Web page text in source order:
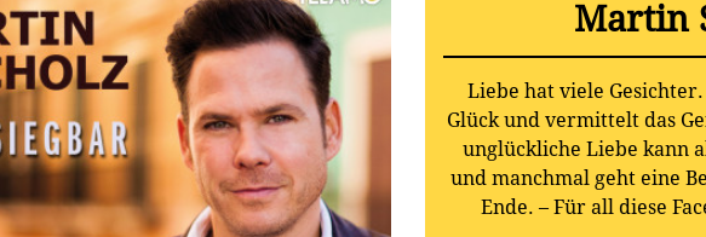
Martin
Liebe hat viele
Glück und vermittelt das
unglückliche Liebe kann
und manchmal geht eine
Ende. – Für all diese